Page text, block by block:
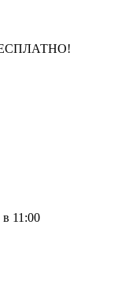
БЕСПЛАТНО!
11:00